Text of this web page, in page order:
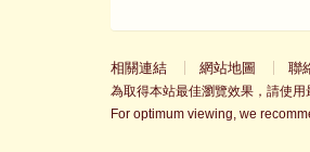
相關連結 網站地圖 聯
為取得本站最佳瀏覽效果，請使用
For optimum viewing, we